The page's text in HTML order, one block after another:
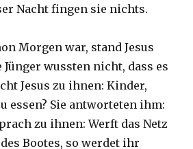
Nacht fingen sie nichts.
Morgen war, stand Jesus
Jünger wussten nicht, dass es
Jesus zu ihnen: Kinder,
essen? Sie antworteten ihm:
zu ihnen: Werft das Netz
Bootes, so werdet ihr